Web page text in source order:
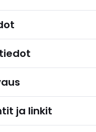
ja linkit